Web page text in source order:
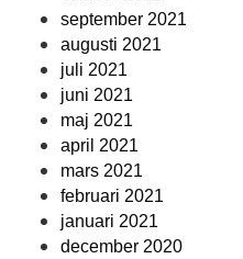
september 2021
augusti 2021
juli 2021
juni 2021
maj 2021
april 2021
mars 2021
februari 2021
januari 2021
december 2020